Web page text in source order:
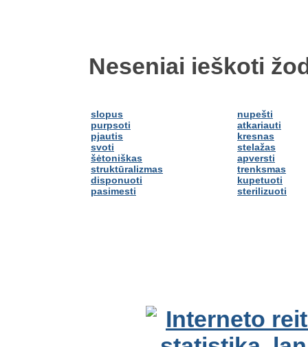
Neseniai ieškoti
slopus
purpsoti
pjautis
svoti
šėtoniškas
struktūralizmas
disponuoti
pasimesti
nupešti
atkariauti
kresnas
stelažas
apversti
trenksmas
kupetuoti
sterilizuoti